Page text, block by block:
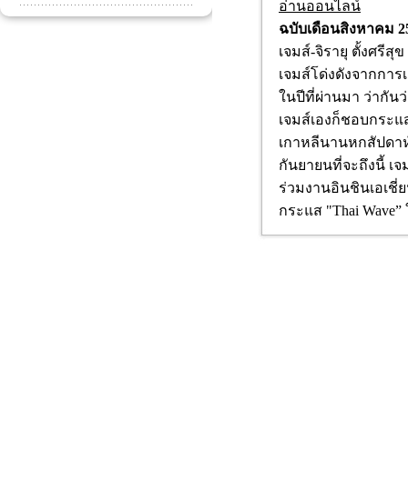
อ่านออนไลน์
ฉบับเดือนสิงหาคม
เจมส์-จิรายุ ตั้งศรีสุข
เจมส์โด่งดังจากกา
ในปีที่ผ่านมา ว่ากัน
เจมส์เองก็ชอบกระ
เกาหลีนานหกสัปดา
กันยายนที่จะถึงนี้ เ
ร่วมงานอินชินเอเชี่
กระแส "Thai